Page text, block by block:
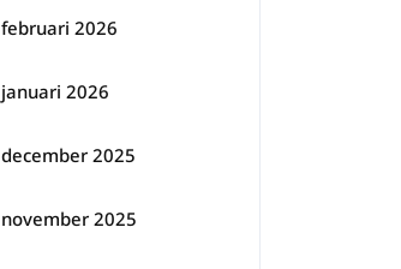
februari 2026
januari 2026
december 2025
november 2025